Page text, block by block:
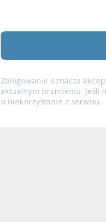
Zalogowanie oznacza
aktualnym brzmieniu. Jeśli
o niekorzystanie z serwisu.